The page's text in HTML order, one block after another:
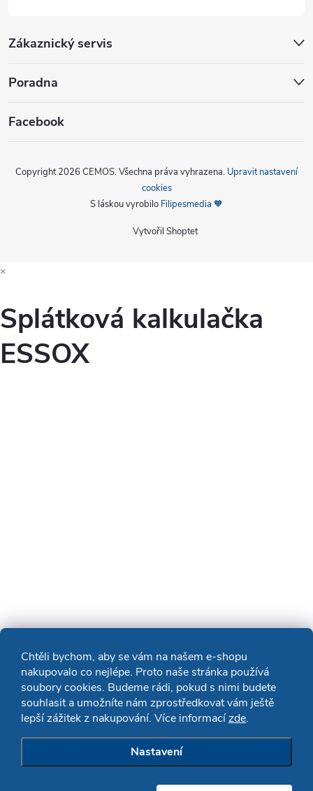
Chtěli bychom, aby se vám na našem e-shopu
nakupovalo co nejlépe. Proto naše stránka používá
soubory cookies. Budeme rádi, pokud s nimi budete
souhlasit a umožníte nám zprostředkovat vám ještě
lepší zážitek z nakupování. Více informacízde.
Nastavení
Zákaznický servis
Poradna
Facebook
Vytvořil Shoptet
Copyright 2026 CEMOS. Všechna práva vyhrazena. Upravit nastavení
cookies
S láskou vyrobilo Filipesmedia 🧡
×
Splátková kalkulačka
ESSOX